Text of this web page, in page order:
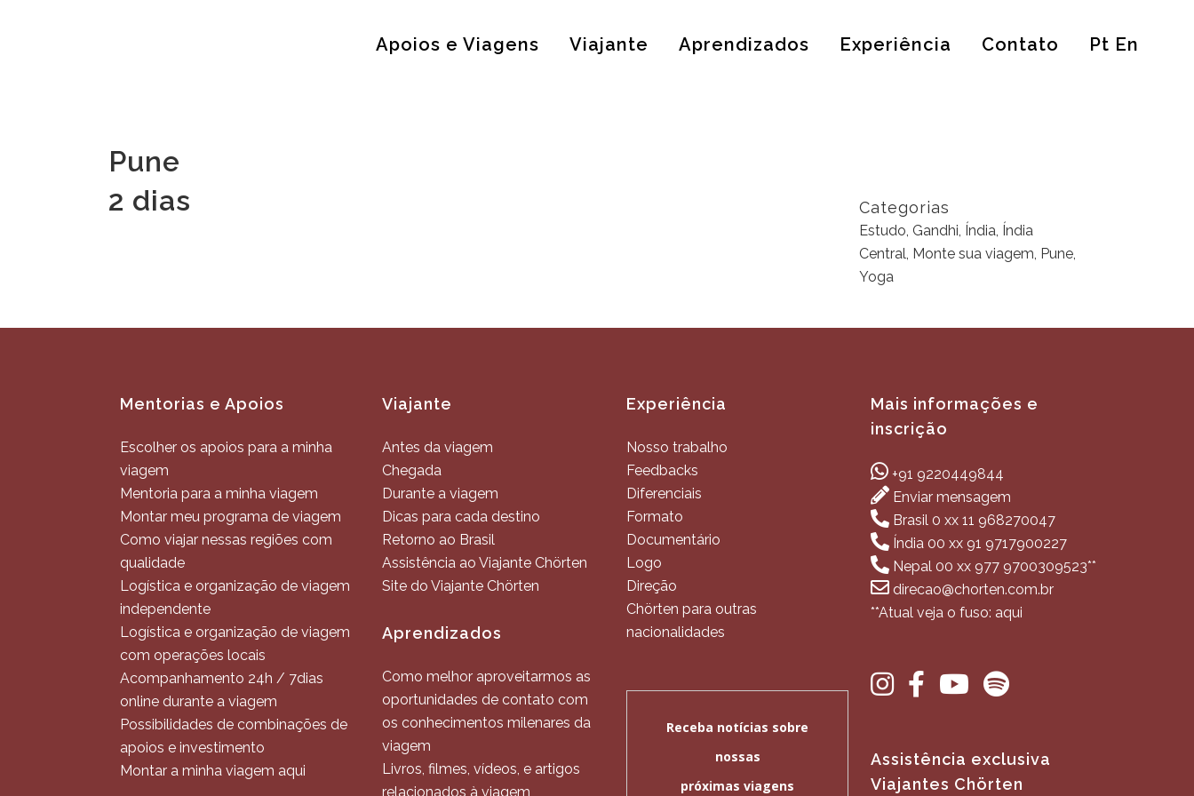
Apoios e Viagens Viajante Aprendizados Experiência Contato Pt En
Pune
2 dias
Categorias
Estudo, Gandhi, Índia, Índia
Central, Monte sua viagem, Pune,
Yoga
Mentorias e Apoios
Escolher os apoios para a minha
viagem
Mentoria para a minha viagem
Montar meu programa de viagem
Como viajar nessas regiões com
qualidade
Logística e organização de viagem
independente
Logística e organização de viagem
com operações locais
Acompanhamento 24h / 7dias
online durante a viagem
Possibilidades de combinações de
apoios e investimento
Montar a minha viagem aqui
Viajante
Antes da viagem
Chegada
Durante a viagem
Dicas para cada destino
Retorno ao Brasil
Assistência ao Viajante Chörten
Site do Viajante Chörten
Aprendizados
Como melhor aproveitarmos as
oportunidades de contato com
os conhecimentos milenares da
viagem
Livros, filmes, vídeos, e artigos
relacionados à viagem
Experiência
Nosso trabalho
Feedbacks
Diferenciais
Formato
Documentário
Logo
Direção
Chörten para outras
nacionalidades
Mais informações e
inscrição
+91 9220449844
Enviar mensagem
Brasil 0 xx 11 968270047
Índia 00 xx 91 9717900227
Nepal 00 xx 977 9700309523**
direcao@chorten.com.br
**Atual veja o fuso: aqui
Assistência exclusiva
Viajantes Chörten